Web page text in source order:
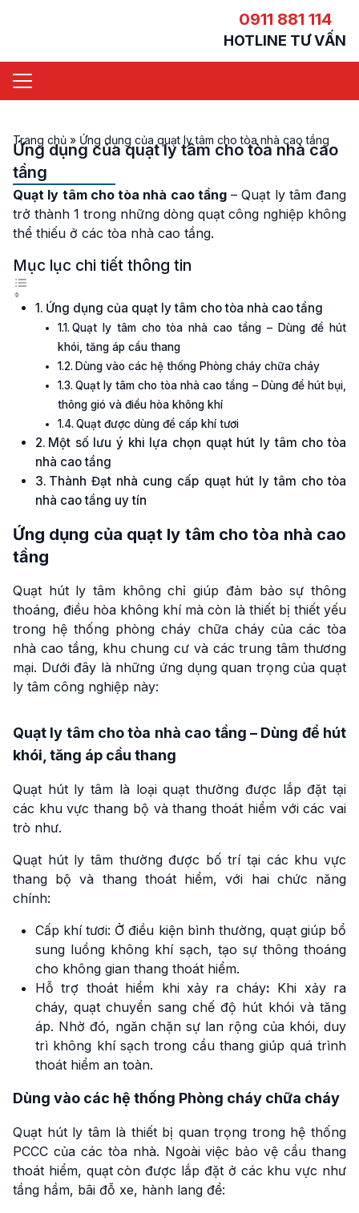
0911 881 114
HOTLINE TƯ VẤN
Trang chủ » Ứng dụng của quạt ly tâm cho tòa nhà cao tầng
Ứng dụng của quạt ly tâm cho tòa nhà cao
tầng
Quạt ly tâm cho tòa nhà cao tầng– Quạt ly tâm đang
trở thành 1 trong những dòng quạt công nghiệp không
thể thiếu ở các tòa nhà cao tầng.
Mục lục chi tiết thông tin
Ứng dụng của quạt ly tâm cho tòa nhà cao tầng
Quạt ly tâm cho tòa nhà cao tầng – Dùng để hút
khói, tăng áp cầu thang
Dùng vào các hệ thống Phòng cháy chữa cháy
Quạt ly tâm cho tòa nhà cao tầng – Dùng để hút bụi,
thông gió và điều hòa không khí
Quạt được dùng để cấp khí tươi
Một số lưu ý khi lựa chọn quạt hút ly tâm cho tòa
nhà cao tầng
Thành Đạt nhà cung cấp quạt hút ly tâm cho tòa
nhà cao tầng uy tín
Ứng dụng của quạt ly tâm cho tòa nhà cao
tầng
Quạt hút ly tâm không chỉ giúp đảm bảo sự thông
thoáng, điều hòa không khí mà còn là thiết bị thiết yếu
trong hệ thống phòng cháy chữa cháy của các tòa
nhà cao tầng, khu chung cư và các trung tâm thương
mại. Dưới đây là những ứng dụng quan trọng của quạt
ly tâm công nghiệp này:
Quạt ly tâm cho tòa nhà cao tầng – Dùng để hút
khói, tăng áp cầu thang
Quạt hút ly tâm là loại quạt thường được lắp đặt tại
các khu vực thang bộ và thang thoát hiểm với các vai
trò như.
Quạt hút ly tâm thường được bố trí tại các khu vực
thang bộ và thang thoát hiểm, với hai chức năng
chính:
Cấp khí tươi: Ở điều kiện bình thường, quạt giúp bổ
sung luồng không khí sạch, tạo sự thông thoáng
cho không gian thang thoát hiểm.
Hỗ trợ thoát hiểm khi xảy ra cháy: Khi xảy ra
cháy, quạt chuyển sang chế độ hút khói và tăng
áp. Nhờ đó, ngăn chặn sự lan rộng của khói, duy
trì không khí sạch trong cầu thang giúp quá trình
thoát hiểm an toàn.
Dùng vào các hệ thống Phòng cháy chữa cháy
Quạt hút ly tâm là thiết bị quan trọng trong hệ thống
PCCC của các tòa nhà. Ngoài việc bảo vệ cầu thang
thoát hiểm, quạt còn được lắp đặt ở các khu vực như
tầng hầm, bãi đỗ xe, hành lang để: